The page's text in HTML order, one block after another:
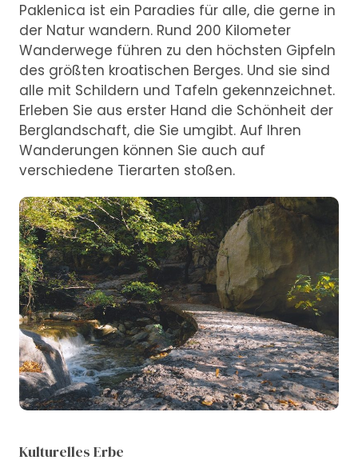
Paklenica ist ein Paradies für alle, die gerne in
der Natur wandern. Rund 200 Kilometer
Wanderwege führen zu den höchsten Gipfeln
des größten kroatischen Berges. Und sie sind
alle mit Schildern und Tafeln gekennzeichnet.
Erleben Sie aus erster Hand die Schönheit der
Berglandschaft, die Sie umgibt. Auf Ihren
Wanderungen können Sie auch auf
verschiedene Tierarten stoßen.
Kulturelles Erbe